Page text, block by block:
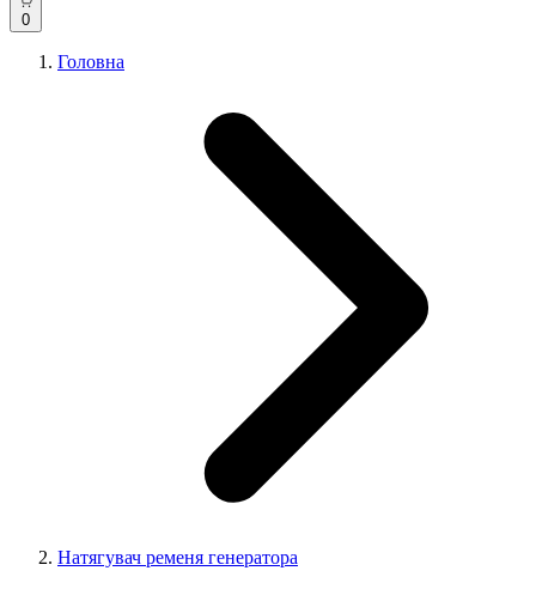
0
Головна
Натягувач ременя генератора